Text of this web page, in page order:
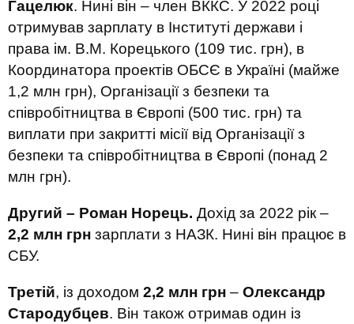
Гацелюк. Нині він – член ВККС. У 2022 році
отримував зарплату в Інституті держави і
права ім. В.М. Корецького (109 тис. грн), в
Координатора проектів ОБСЄ в Україні (майже
1,2 млн грн), Організації з безпеки та
співробітництва в Європі (500 тис. грн) та
виплати при закритті місії від Організації з
безпеки та співробітництва в Європі (понад 2
млн грн).
Другий – Роман Норець. Дохід за 2022 рік –
2,2 млн грн зарплати з НАЗК. Нині він працює в
СБУ.
Третій, із доходом 2,2 млн грн – Олександр
Стародубцев. Він також отримав один із